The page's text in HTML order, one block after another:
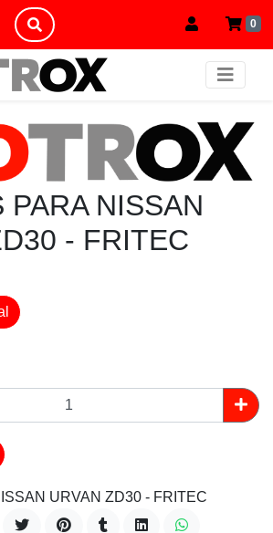
0
PARA NISSAN
- FRITEC
URVAN ZD30 - FRITEC